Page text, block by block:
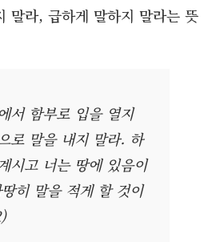
말라, 급하게 말하지 말라는 뜻
서 함부로 입을 열지
로 말을 내지 말라. 하
시고 너는 땅에 있음이
히 말을 적게 할 것이